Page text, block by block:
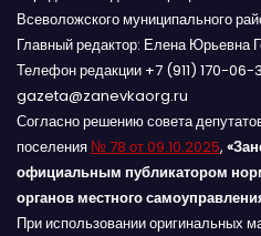
Всеволожского муниципального
Главный редактор: Елена Юрьевна
Телефон редакции +7 (911) 170-06-
gazeta@zanevkaorg.ru
Согласно решению совета
поселения № 78 от 09.10.2025,
официальным публикатором
органов местного
При использовании оригинальных